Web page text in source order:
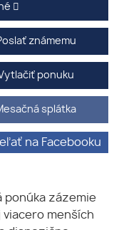
známemu
ponuku
splátka
na Facebooku
ponúka zázemie
menších